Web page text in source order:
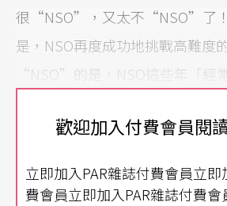
很“NSO”，又太不“NSO”了
是，NSO再度成功地挑戰高難度
“NSO”的是，NSO這些年「經
戲劇院竟演了這麼「原汁原味」
歌劇演員各自精采
歡迎加入付費會員閱
立即加入PAR雜誌付費會員立即
費會員立即加入PAR雜誌付費會